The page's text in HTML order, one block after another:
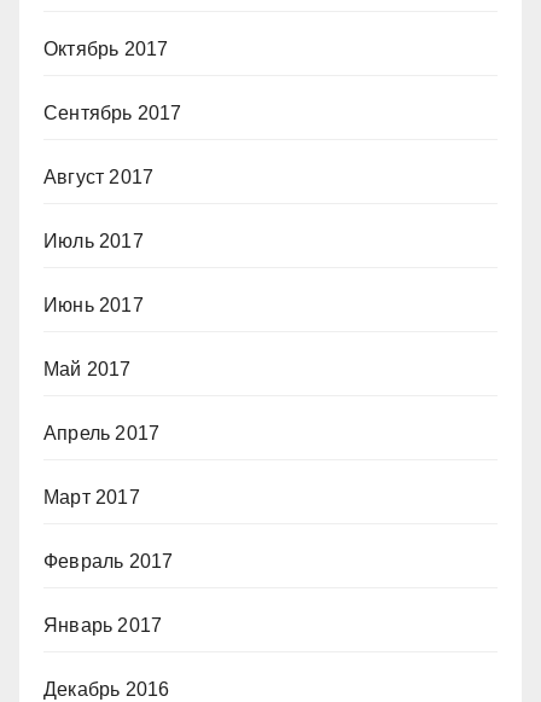
Октябрь 2017
Сентябрь 2017
Август 2017
Июль 2017
Июнь 2017
Май 2017
Апрель 2017
Март 2017
Февраль 2017
Январь 2017
Декабрь 2016